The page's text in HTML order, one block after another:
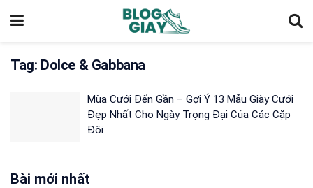
Tag: Dolce & Gabbana
Mùa Cưới Đến Gần – Gợi Ý 13 Mẫu Giày Cưới
Đẹp Nhất Cho Ngày Trọng Đại Của Các Cặp
Đôi
Bài mới nhất